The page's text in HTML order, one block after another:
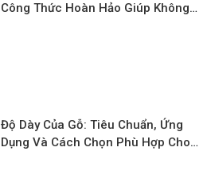
Công Thức Hoàn Hảo Giúp Không
Độ Dày Của Gỗ: Tiêu Chuẩn, Ứng
Dụng Và Cách Chọn Phù Hợp Cho